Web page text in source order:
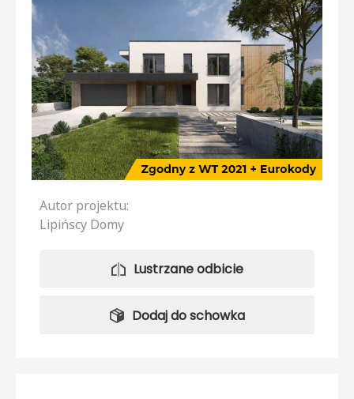
Autor projektu:
Lipińscy Domy
Lustrzane odbicie
Dodaj do schowka